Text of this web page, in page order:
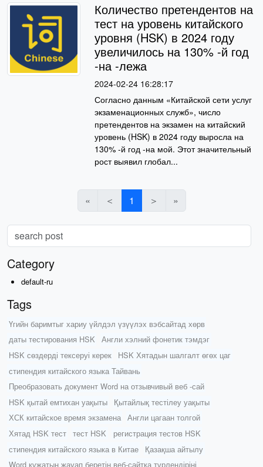
Количество претендентов на
тест на уровень китайского
уровня (HSK) в 2024 году
увеличилось на 130% -й год
-на -лежа
2024-02-24 16:28:17
Согласно данным «Китайской сети услуг
экзаменационных служб», число
претендентов на экзамен на китайский
уровень (HSK) в 2024 году выросла на
130% -й год -на мой. Этот значительный
рост выявил глобал...
« ＜ 1 ＞ »
Category
default-ru
Tags
Үгийн баримтыг хариу үйлдэл үзүүлэх вэбсайтад хөрв
даты тестирования HSK
Англи хэлний фонетик тэмдэг
HSK сөздерді тексеруі керек
HSK Хятадын шалгалт өгөх цаг
стипендия китайского языка Тайвань
Преобразовать документ Word на отзывчивый веб -сай
HSK қытай емтихан уақыты
Қытайлық тестілеу уақыты
ХСК китайское время экзамена
Англи цагаан толгой
Хятад HSK тест
тест HSK
регистрация тестов HSK
стипендия китайского языка в Китае
Қазақша айтылу
Word құжатын жауап беретін веб-сайтқа түрлендіріңі